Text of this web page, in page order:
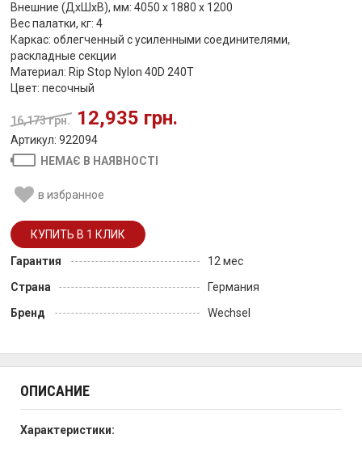
Внешние (ДхШхВ), мм: 4050 х 1880 х 1200
Вес палатки, кг: 4
Каркас: облегченный с усиленными соединителями,
раскладные секции
Материал: Rip Stop Nylon 40D 240T
Цвет: песочный
16,173 грн. 12,935 грн.
Артикул: 922094
НЕМАЄ В НАЯВНОСТІ
в избранное
Гарантия
12 мес
Страна
Германия
Бренд
Wechsel
ОПИСАНИЕ
Характеристики: